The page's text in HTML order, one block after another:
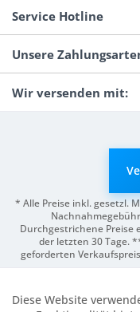
Service Hotline
Unsere
Wir versenden mit:
* Alle Preise inkl. gesetzl.
Durchgestrichene Preise
der letzten 30 Tage.
geforderten
Funktionale
Diese Website